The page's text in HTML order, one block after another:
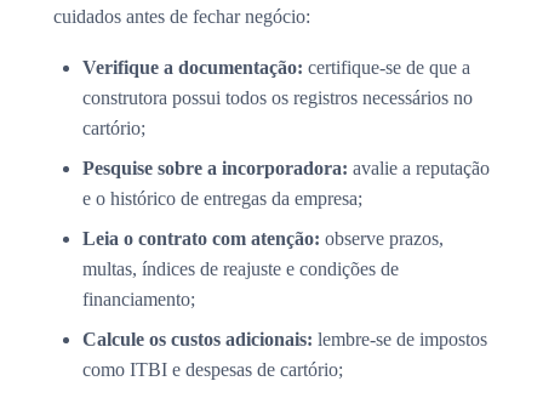
cuidados antes de fechar negócio:
Verifique a documentação: certifique-se de que a
construtora possui todos os registros necessários no
cartório;
Pesquise sobre a incorporadora: avalie a reputação
e o histórico de entregas da empresa;
Leia o contrato com atenção: observe prazos,
multas, índices de reajuste e condições de
financiamento;
Calcule os custos adicionais: lembre-se de impostos
como ITBI e despesas de cartório;